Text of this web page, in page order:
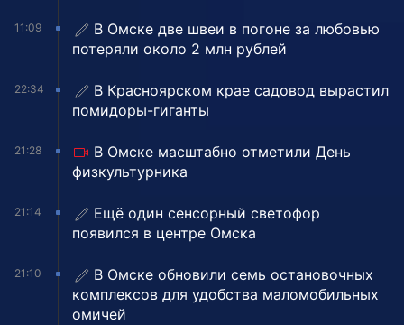
11:09
В Омске две швеи в погоне за любовью
потеряли около 2 млн рублей
22:34
В Красноярском крае садовод вырастил
помидоры-гиганты
21:28
В Омске масштабно отметили День
физкультурника
21:14
Ещё один сенсорный светофор
появился в центре Омска
21:10
В Омске обновили семь остановочных
комплексов для удобства маломобильных
омичей